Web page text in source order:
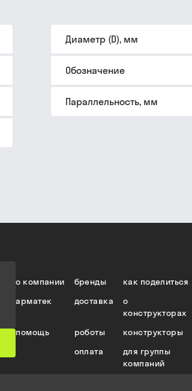
Диаметр (D), мм
Обозначение
Параллельность, мм
как поделиться
бренды
о компании
о
конструкторах
доставка
арматек
конструкторы
роботы
помощь
для группы
компаний
оплата